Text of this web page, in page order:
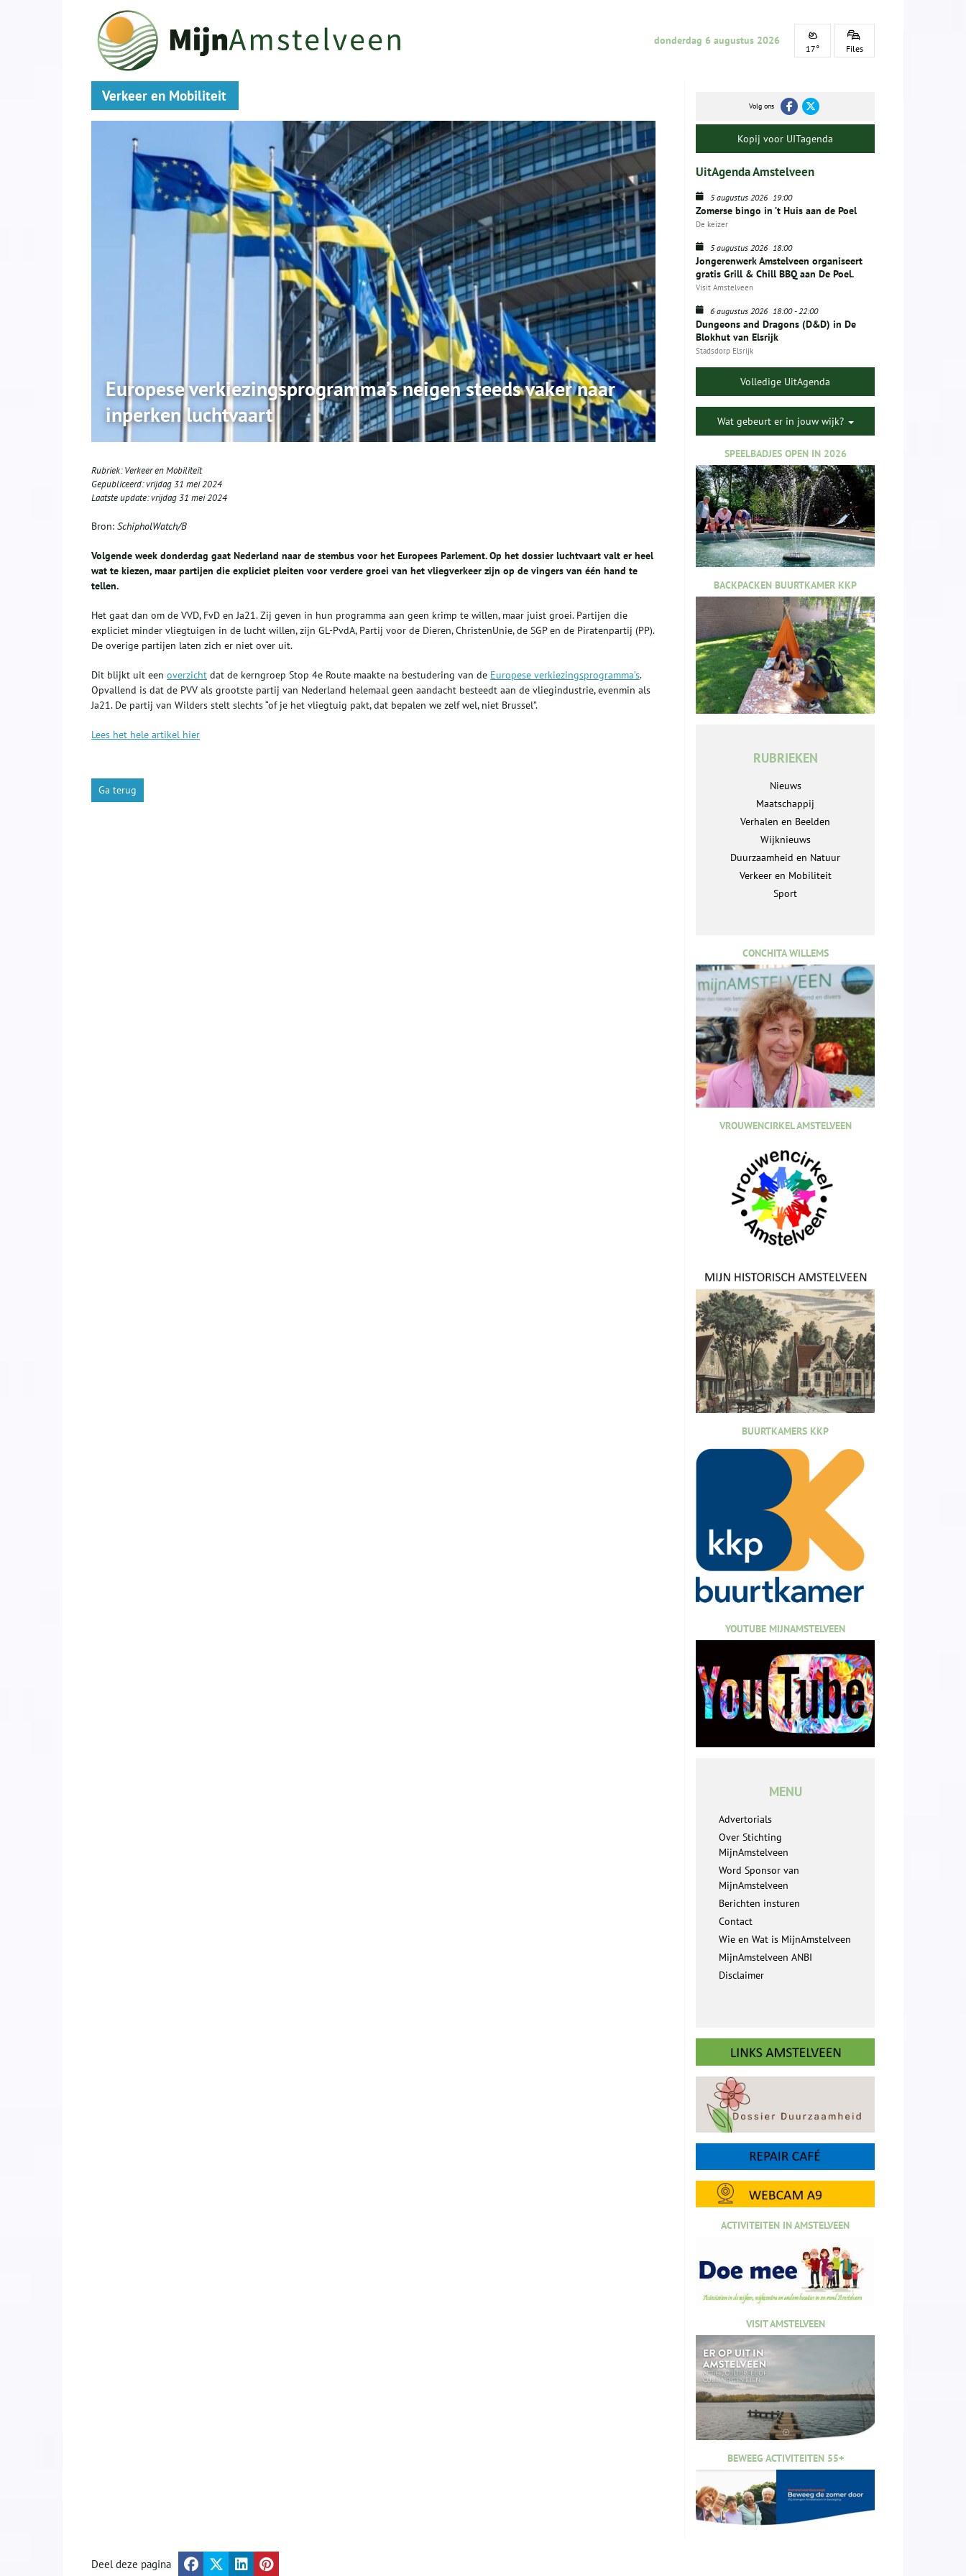
donderdag 6 augustus 2026
17° Files
Verkeer en Mobiliteit
Europese verkiezingsprogramma’s neigen steeds vaker naar
inperken luchtvaart
Rubriek:Verkeer en Mobiliteit
Gepubliceerd:vrijdag 31 mei 2024
Laatste update:vrijdag 31 mei 2024
Bron: SchipholWatch/B
Volgende week donderdag gaat Nederland naar de stembus voor het Europees Parlement. Op het dossier luchtvaart valt er heel
wat te kiezen, maar partijen die expliciet pleiten voor verdere groei van het vliegverkeer zijn op de vingers van één hand te
tellen.
Het gaat dan om de VVD, FvD en Ja21. Zij geven in hun programma aan geen krimp te willen, maar juist groei. Partijen die
expliciet minder vliegtuigen in de lucht willen, zijn GL-PvdA, Partij voor de Dieren, ChristenUnie, de SGP en de Piratenpartij (PP).
De overige partijen laten zich er niet over uit.
Dit blijkt uit een overzicht dat de kerngroep Stop 4e Route maakte na bestudering van de Europese verkiezingsprogramma’s.
Opvallend is dat de PVV als grootste partij van Nederland helemaal geen aandacht besteedt aan de vliegindustrie, evenmin als
Ja21. De partij van Wilders stelt slechts “of je het vliegtuig pakt, dat bepalen we zelf wel, niet Brussel”.
Lees het hele artikel hier
Ga terug
Volg ons
Kopij voor UITagenda
UitAgenda Amstelveen
5 augustus 2026 19:00
Zomerse bingo in ’t Huis aan de Poel
De keizer
5 augustus 2026 18:00
Jongerenwerk Amstelveen organiseert
gratis Grill & Chill BBQ aan De Poel.
Visit Amstelveen
6 augustus 2026 18:00-22:00
Dungeons and Dragons (D&D) in De
Blokhut van Elsrijk
Stadsdorp Elsrijk
Volledige UitAgenda
Wat gebeurt er in jouw wijk?
SPEELBADJES OPEN IN 2026
BACKPACKEN BUURTKAMER KKP
RUBRIEKEN
Nieuws
Maatschappij
Verhalen en Beelden
Wijknieuws
Duurzaamheid en Natuur
Verkeer en Mobiliteit
Sport
CONCHITA WILLEMS
VROUWENCIRKEL AMSTELVEEN
BUURTKAMERS KKP
YOUTUBE MIJNAMSTELVEEN
MENU
Advertorials
Over Stichting
MijnAmstelveen
Word Sponsor van
MijnAmstelveen
Berichten insturen
Contact
Wie en Wat is MijnAmstelveen
MijnAmstelveen ANBI
Disclaimer
ACTIVITEITEN IN AMSTELVEEN
VISIT AMSTELVEEN
BEWEEG ACTIVITEITEN 55+
Deel deze pagina